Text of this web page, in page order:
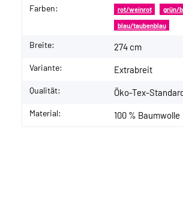
Farben: rot/weinrot grün/
blau/taubenblau
Breite: 274 cm
Variante: Extrabreit
Qualität: Öko-Tex-
Material: 100 % Baumwolle